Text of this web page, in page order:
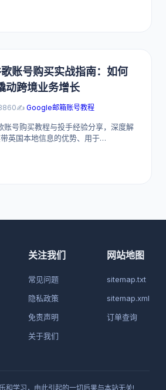
账号购买实战指南：如何
动跨境业务增长
✍️ Google邮箱账号教程
账号购买教程与投手经验分享，深度解
英国本地信息的优势、用于…
关注我们
常见问题
隐私政策
免责声明
关于我们
网站地图
sitemap.txt
sitemap.xml
订单查询
和学习，由此引起的一切后果与本站无关!